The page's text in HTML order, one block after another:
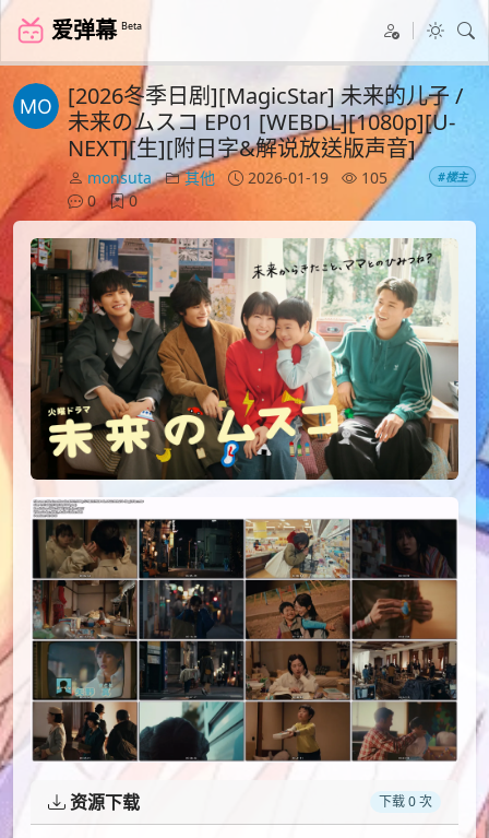
爱弹幕 Beta
[2026冬季日剧][MagicStar] 未来的儿子 /
未来のムスコ EP01 [WEBDL][1080p][U-
NEXT][生][附日字&解说放送版声音]
monsuta 其他 2026-01-19
105
0
0
#楼主
资源下载 下载 0 次